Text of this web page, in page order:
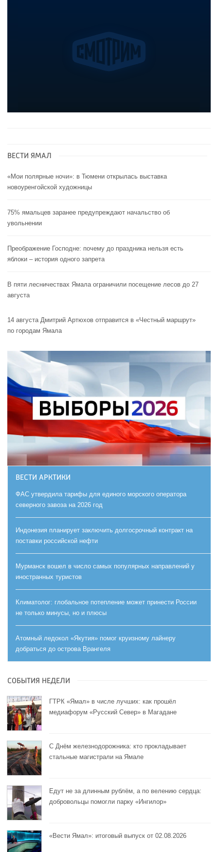
ВЕСТИ ЯМАЛ
«Мои полярные ночи»: в Тюмени открылась выставка
новоуренгойской художницы
75% ямальцев заранее предупреждают начальство об
увольнении
Преображение Господне: почему до праздника нельзя есть
яблоки – история одного запрета
В пяти лесничествах Ямала ограничили посещение лесов до 27
августа
14 августа Дмитрий Артюхов отправится в «Честный маршрут»
по городам Ямала
ВЕСТИ АРКТИКИ
ФАС утвердила тарифы для единого морского оператора
северного завоза на 2026 год
Индонезия планирует заключить долгосрочный контракт на
поставки российской нефти
Мурманск вошел в число самых популярных направлений у
иностранных туристов
Климатолог: глобальное потепление может принести России
не только минусы, но и плюсы
Атомный ледокол «Якутия» помог круизному лайнеру
добраться до острова Врангеля
СОБЫТИЯ НЕДЕЛИ
ГТРК «Ямал» в числе лучших: как прошёл
медиафорум «Русский Север» в Магадане
С Днём железнодорожника: кто прокладывает
стальные магистрали на Ямале
Едут не за длинным рублём, а по велению сердца:
добровольцы помогли парку «Ингилор»
«Вести Ямал»: итоговый выпуск от 02.08.2026